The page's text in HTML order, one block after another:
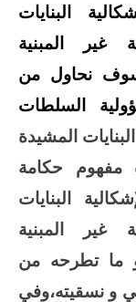
البنايات
غير المبنية
نحاول من
السلطات
المشيدة
مفهوم حكامة
البنايات
غير المبنية
و ما تطرحه من
و نسقيته،وفي